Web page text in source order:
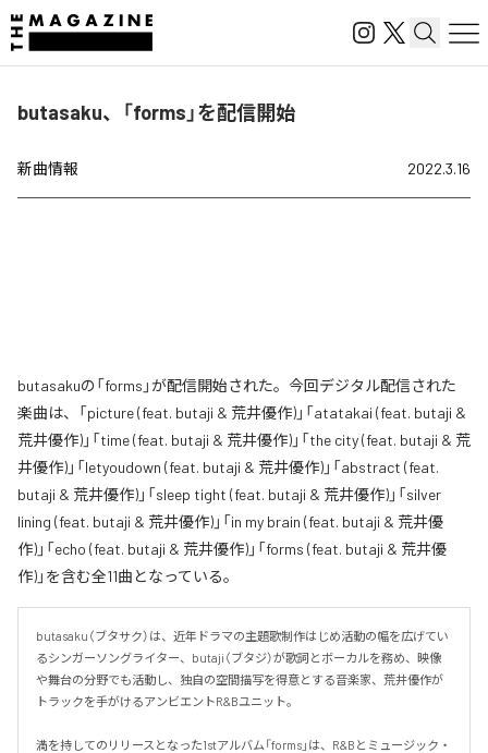
butasaku、「forms」を配信開始
新曲情報 2022.3.16
butasakuの「forms」が配信開始された。今回デジタル配信された
楽曲は、「picture (feat. butaji & 荒井優作)」「atatakai (feat. butaji &
荒井優作)」「time (feat. butaji & 荒井優作)」「the city (feat. butaji & 荒
井優作)」「letyoudown (feat. butaji & 荒井優作)」「abstract (feat.
butaji & 荒井優作)」「sleep tight (feat. butaji & 荒井優作)」「silver
lining (feat. butaji & 荒井優作)」「in my brain (feat. butaji & 荒井優
作)」「echo (feat. butaji & 荒井優作)」「forms (feat. butaji & 荒井優
作)」を含む全11曲となっている。
butasaku（ブタサク）は、近年ドラマの主題歌制作はじめ活動の幅を広げてい
るシンガーソングライター、butaji（ブタジ）が歌詞とボーカルを務め、映像
や舞台の分野でも活動し、独自の空間描写を得意とする音楽家、荒井優作が
トラックを手がけるアンビエントR&Bユニット。
満を持してのリリースとなった1stアルバム「forms」は、R&Bとミュージック・